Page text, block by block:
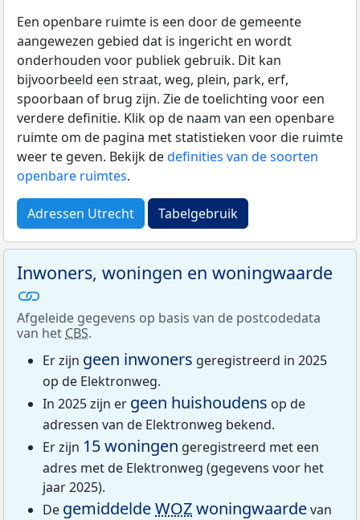
Een openbare ruimte is een door de gemeente
aangewezen gebied dat is ingericht en wordt
onderhouden voor publiek gebruik. Dit kan
bijvoorbeeld een straat, weg, plein, park, erf,
spoorbaan of brug zijn. Zie de toelichting voor een
verdere definitie. Klik op de naam van een openbare
ruimte om de pagina met statistieken voor die ruimte
weer te geven. Bekijk dedefinities van de soorten
openbare ruimtes.
Adressen Utrecht Tabelgebruik
Inwoners, woningen en woningwaarde
Afgeleide gegevens op basis van de postcodedata
van het CBS.
Er zijn geen inwoners geregistreerd in 2025
op de Elektronweg.
In 2025 zijn er geen huishoudens op de
adressen van de Elektronweg bekend.
Er zijn 15 woningen geregistreerd met een
adres met de Elektronweg (gegevens voor het
jaar 2025).
De gemiddeldeWOZwoningwaardevan